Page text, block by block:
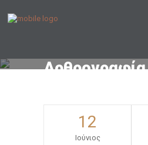
Αρθρογραφία
12
Ιούνιος